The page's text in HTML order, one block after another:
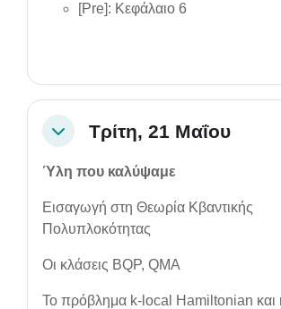
[Pre]: Κεφάλαιο 6
CollapseΤρίτη, 21 Μαΐου
Ύλη που καλύψαμε
Εισαγωγή στη Θεωρία Κβαντικής
Πολυπλοκότητας
Οι κλάσεις BQP, QMA
Το πρόβλημα k-local Hamiltonian και